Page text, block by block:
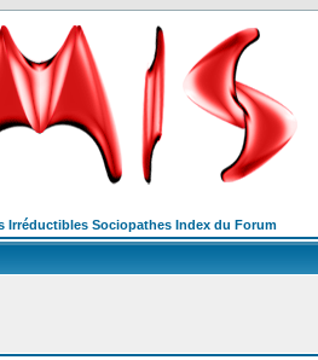
Irréductibles Sociopathes Index du Forum